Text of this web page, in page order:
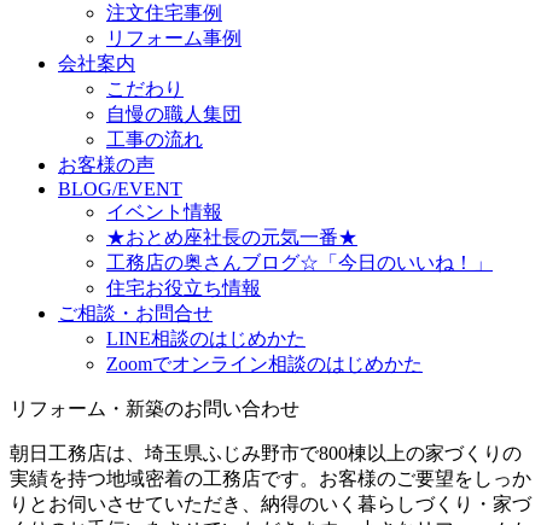
注文住宅事例
リフォーム事例
会社案内
こだわり
自慢の職人集団
工事の流れ
お客様の声
BLOG/EVENT
イベント情報
★おとめ座社長の元気一番★
工務店の奥さんブログ☆「今日のいいね！」
住宅お役立ち情報
ご相談・お問合せ
LINE相談のはじめかた
Zoomでオンライン相談のはじめかた
リフォーム・新築のお問い合わせ
朝日工務店は、埼玉県ふじみ野市で800棟以上の家づくりの
実績を持つ地域密着の工務店です。お客様のご要望をしっか
りとお伺いさせていただき、納得のいく暮らしづくり・家づ